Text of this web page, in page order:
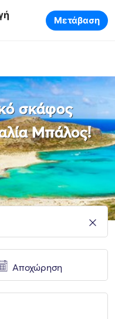
Μετάβαση
σκάφος
Μπάλος!